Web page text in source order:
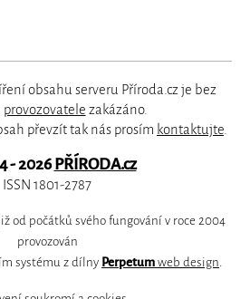
obsahu serveru Příroda.cz je bez
provozovatele zakázáno.
převzít tak nás prosím kontaktujte.
- 2026PŘÍRODA.cz
ISSN 1801-2787
od počátků svého fungování v roce 2004
provozován
systému z dílny Perpetum web design